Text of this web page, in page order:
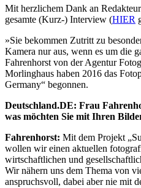
Mit herzlichem Dank an
gesamte (Kurz-) Interview (HIER
»Sie bekommen Zutritt zu
Kamera nur aus, wenn es um die
Fahrenhorst von der Agentur
Morlinghaus haben 2016 das
Germany“ begonnen.
Deutschland.DE: Frau
was möchten Sie mit Ihren
Fahrenhorst: Mit dem Projekt
wollen wir einen aktuellen
wirtschaftlichen und
Wir nähern uns dem Thema von
anspruchsvoll, dabei aber nie mit